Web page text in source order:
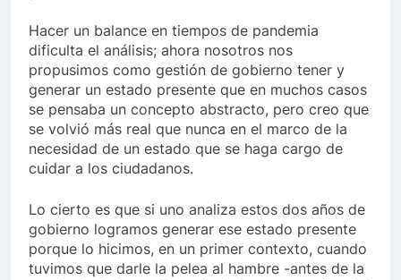
Hacer un balance en tiempos de pandemia
dificulta el análisis; ahora nosotros nos
propusimos como gestión de gobierno tener y
generar un estado presente que en muchos casos
se pensaba un concepto abstracto, pero creo que
se volvió más real que nunca en el marco de la
necesidad de un estado que se haga cargo de
cuidar a los ciudadanos.
Lo cierto es que si uno analiza estos dos años de
gobierno logramos generar ese estado presente
porque lo hicimos, en un primer contexto, cuando
tuvimos que darle la pelea al hambre -antes de la